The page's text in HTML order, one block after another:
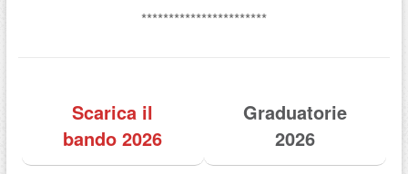
***********************
Scarica il
bando 2026
Graduatorie
2026